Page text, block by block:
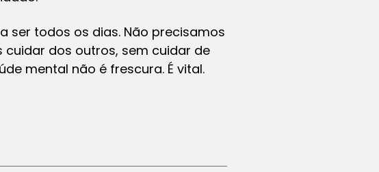
ser todos os dias. Não precisamos
dos outros, sem cuidar de
mental não é frescura. É vital.